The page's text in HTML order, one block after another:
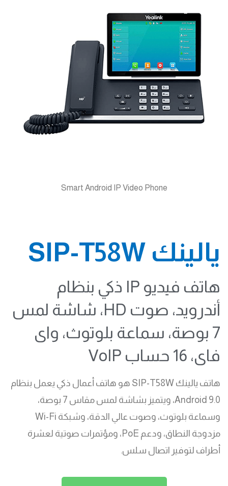
Smart Android IP Video Phone
يالينك SIP-T58W
هاتف فيديو IP ذكي بنظام
أندرويد، صوت HD، شاشة لمس
7 بوصة، سماعة بلوتوث، واى
فاى، 16 حساب VoIP
هاتف يالينك SIP-T58W هو هاتف أعمال ذكي يعمل بنظام
Android 9.0، ويتميز بشاشة لمس مقاس 7 بوصة،
وسماعة بلوتوث، وصوت عالي الدقة، وشبكة Wi-Fi
مزدوجة النطاق، ودعم PoE، ومؤتمرات صوتية لعشرة
أطراف لتوفير اتصال سلس.